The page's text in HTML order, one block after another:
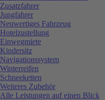
Zusatzfahrer
Jungfahrer
Neuwertiges Fahrzeug
Hotelzustellung
Einwegmiete
Kindersitz
Navigationssystem
Winterreifen
Schneeketten
Weiteres Zubehör
Alle Leistungen auf einen Blick